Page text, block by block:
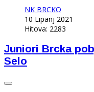
NK BRCKO
10 Lipanj 2021
Hitova: 2283
Juniori Brcka
Selo